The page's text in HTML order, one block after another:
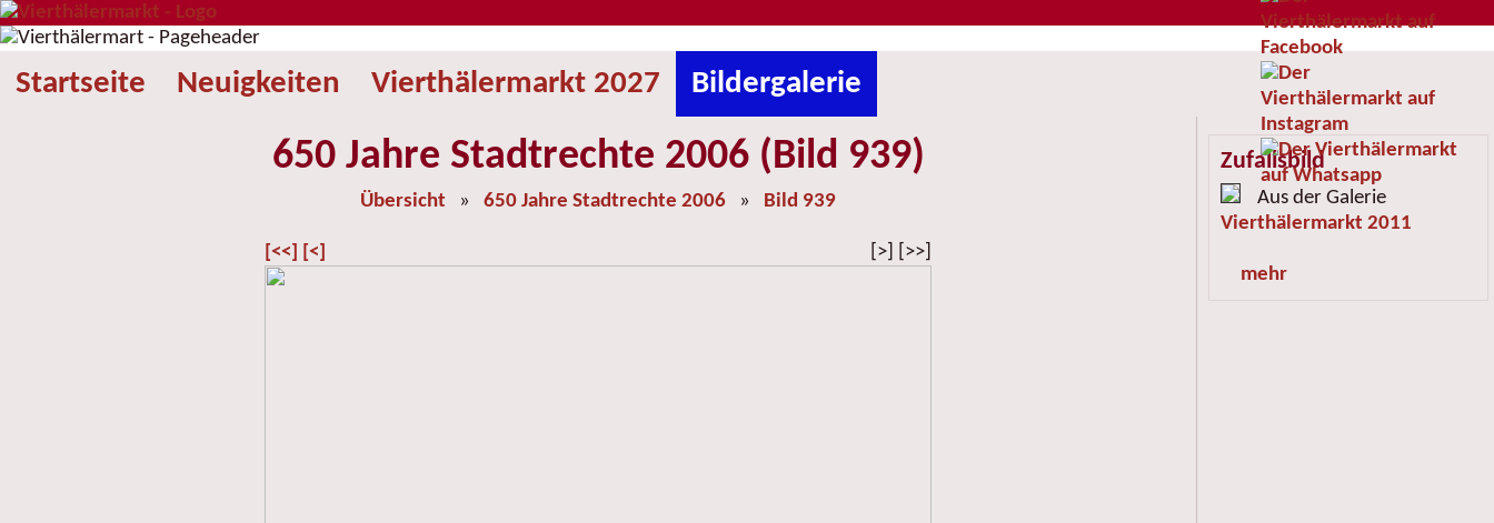
Startseite Neuigkeiten Vierthälermarkt 2027 Bildergalerie
650 Jahre Stadtrechte 2006 (Bild 939)
Übersicht » 650 Jahre Stadtrechte 2006 » Bild 939
[<<] [<] [>] [>>]
Zufallsbild
Aus der Galerie
Vierthälermarkt 2011
mehr